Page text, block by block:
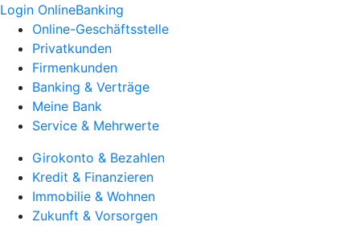
Login OnlineBanking
Online-Geschäftsstelle
Privatkunden
Firmenkunden
Banking & Verträge
Meine Bank
Service & Mehrwerte
Girokonto & Bezahlen
Kredit & Finanzieren
Immobilie & Wohnen
Zukunft & Vorsorgen